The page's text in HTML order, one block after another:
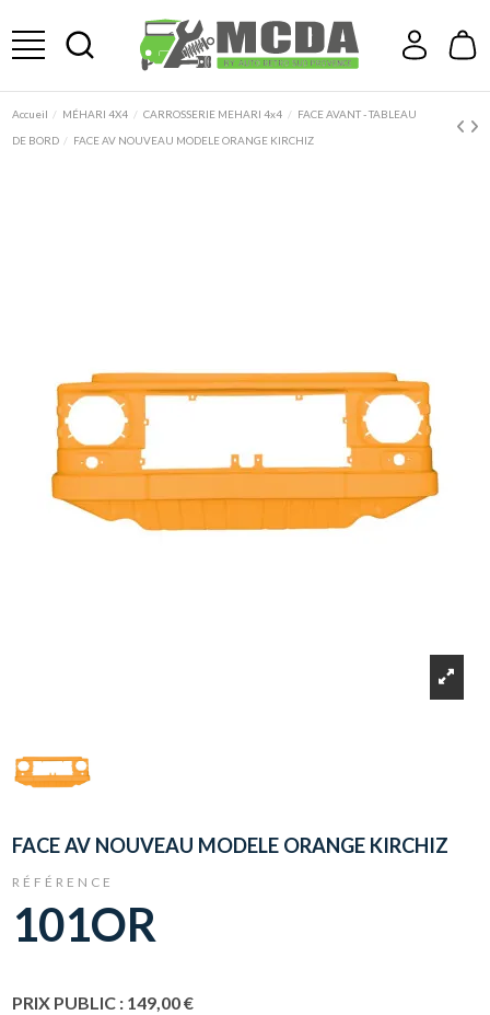
Accueil MÉHARI 4X4 CARROSSERIE MEHARI 4x4
FACE AVANT - TABLEAU
DE BORD
FACE AV NOUVEAU MODELE ORANGE KIRCHIZ
FACE AV NOUVEAU MODELE ORANGE KIRCHIZ
RÉFÉRENCE
101OR
PRIX PUBLIC : 149,00 €